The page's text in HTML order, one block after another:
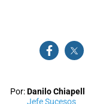
Por:Danilo